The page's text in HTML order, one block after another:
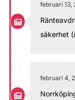
februari 13,
säkerhet
februari 4,